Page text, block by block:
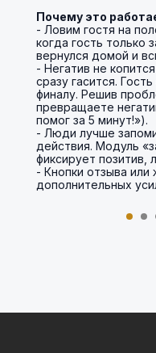
Почему это
- Ловим гостя на
когда гость только
вернулся домой и
- Негатив не
сразу гасится.
финалу. Решив
превращаете
помог за 5 минут!»).
- Люди лучше
действия. Модуль
фиксирует позитив,
- Кнопки отзыва или
дополнительных